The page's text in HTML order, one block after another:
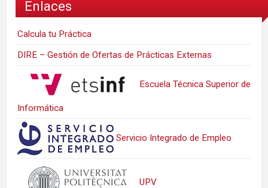
Enlaces
Calcula tu Práctica
DIRE – Gestión de Ofertas de Prácticas Externas
Escuela Técnica Superior de
Informática
Servicio Integrado de Empleo
UPV